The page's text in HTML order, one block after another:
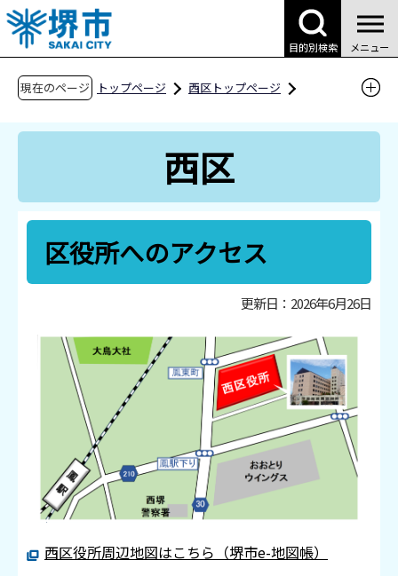
こ
の
ペ
目的別検索 メニュー
現在のページ トップページ
西区トップページ
西区
区役所へのアクセス
更新日：2026年6月26日
西区役所周辺地図はこちら（堺市e-地図帳）